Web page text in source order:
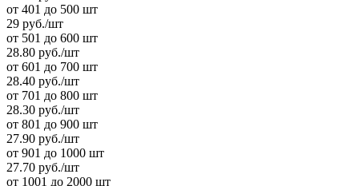
от 401 до 500 шт
29 руб./шт
от 501 до 600 шт
28.80 руб./шт
от 601 до 700 шт
28.40 руб./шт
от 701 до 800 шт
28.30 руб./шт
от 801 до 900 шт
27.90 руб./шт
от 901 до 1000 шт
27.70 руб./шт
от 1001 до 2000 шт